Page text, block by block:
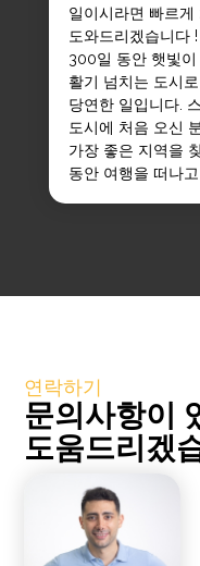
일이시라면 빠르
도와드리겠습니다
300일 동안 햇빛
활기 넘치는 도시
당연한 일입니다.
도시에 처음 오신
가장 좋은 지역을
동안 여행을 떠나고
연락하기
문의사항이
도움드리겠